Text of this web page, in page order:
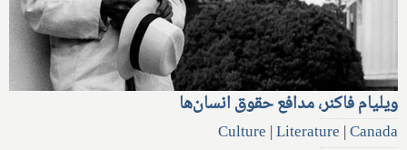
ویلیام فاکنر، مدافع حقوق انسان‌ها
Culture |Literature |Canada